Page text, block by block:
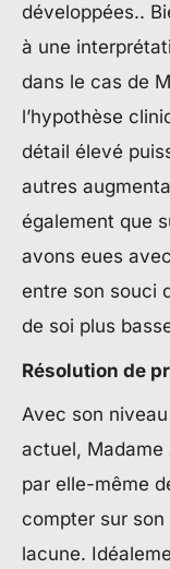
développées..
à une
dans le cas de
l’hypothèse
détail élevé
autres
également que
avons eues
entre son souci
de soi plus
Résolution de
Avec son
actuel, Madame
par elle-même
compter sur
lacune.